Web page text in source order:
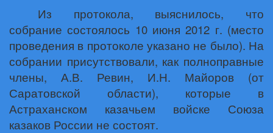
Из протокола, выяснилось, что
собрание состоялось 10 июня 2012 г. (место
проведения в протоколе указано не было). На
собрании присутствовали, как полноправные
члены, А.В. Ревин, И.Н. Майоров (от
Саратовской области), которые в
Астраханском казачьем войске Союза
казаков России не состоят.